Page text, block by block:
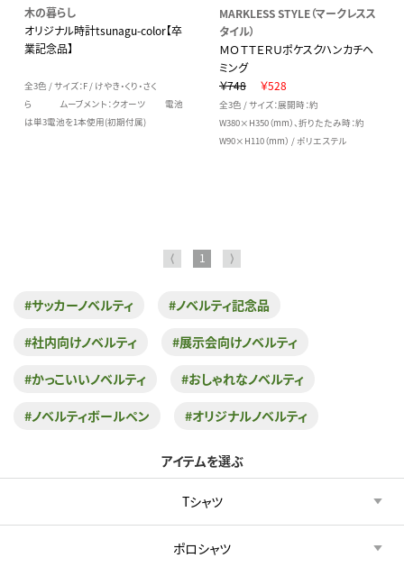
木の暮らし
オリジナル時計tsunagu-color【卒
業記念品】
全3色 / サイズ：F / けやき・くり・さく
ら ムーブメント：クオーツ 電池
は単3電池を1本使用(初期付属)
MARKLESS STYLE（マークレスス
タイル）
ＭＯＴＴＥＲＵポケスクハンカチヘ
ミング
￥748
￥528
全3色 / サイズ：展開時：約
W380×H350（mm）、折りたたみ時：約
W90×H110（mm） / ポリエステル
⟨ 1 ⟩
#サッカーノベルティ #ノベルティ記念品
#社内向けノベルティ #展示会向けノベルティ
#かっこいいノベルティ #おしゃれなノベルティ
#ノベルティボールペン #オリジナルノベルティ
アイテムを選ぶ
Tシャツ
ポロシャツ